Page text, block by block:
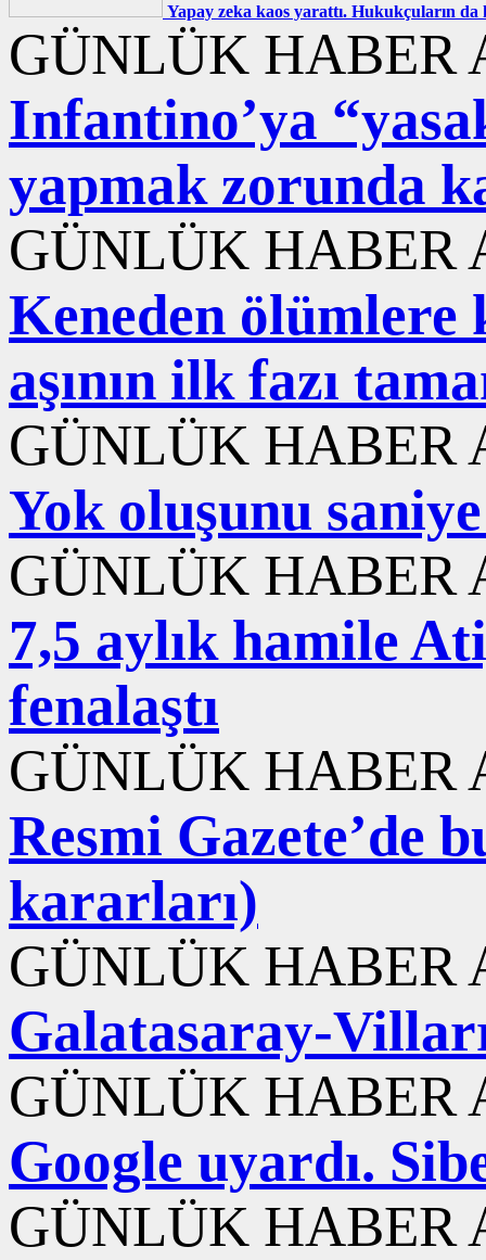
Yapay zeka kaos yarattı. Hukukçuların da
GÜNLÜK HABER
Infantino’ya
yapmak zorunda
GÜNLÜK HABER
Keneden ölümlere
aşının ilk fazı
GÜNLÜK HABER
Yok oluşunu
GÜNLÜK HABER
7,5 aylık hamile
fenalaştı
GÜNLÜK HABER
Resmi Gazete’de
kararları)
GÜNLÜK HABER
Galatasaray-
GÜNLÜK HABER
Google uyardı.
GÜNLÜK HABER